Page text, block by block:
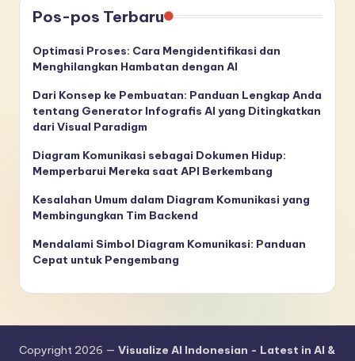
Pos-pos Terbaru
Optimasi Proses: Cara Mengidentifikasi dan
Menghilangkan Hambatan dengan AI
Dari Konsep ke Pembuatan: Panduan Lengkap Anda
tentang Generator Infografis AI yang Ditingkatkan
dari Visual Paradigm
Diagram Komunikasi sebagai Dokumen Hidup:
Memperbarui Mereka saat API Berkembang
Kesalahan Umum dalam Diagram Komunikasi yang
Membingungkan Tim Backend
Mendalami Simbol Diagram Komunikasi: Panduan
Cepat untuk Pengembang
Copyright 2026 — Visualize AI Indonesian - Latest in AI &